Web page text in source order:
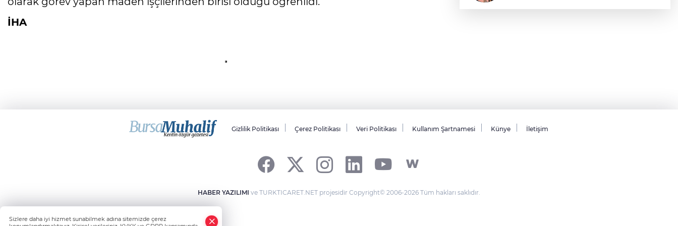
İHA
Gizlilik Politikası Çerez Politikası Veri Politikası Kullanım Şartnamesi Künye İletişim
HABER YAZILIMI ve TURKTICARET.NET projesidir Copyright© 2006-2026 Tüm hakları saklıdır.
Sizlere daha iyi hizmet sunabilmek adına sitemizde çerez